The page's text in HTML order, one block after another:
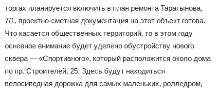
торгах планируется включить в план ремонта Таратынова,
7/1, проектно-сметная документация на этот объект готова.
Что касается общественных территорий, то в этом году
основное внимание будет уделено обустройству нового
сквера — «Спортивного», который расположится около дома
по пр. Строителей, 25. Здесь будут находиться
велосипедная дорожка для самых маленьких, ролледром,